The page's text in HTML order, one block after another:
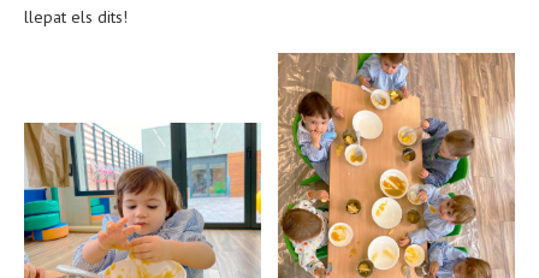
llepat els dits!